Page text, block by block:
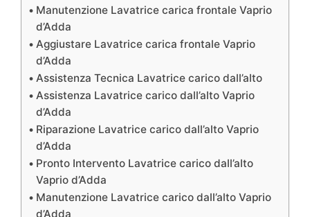
Manutenzione Lavatrice carica frontale Vaprio
d’Adda
Aggiustare Lavatrice carica frontale Vaprio
d’Adda
Assistenza Tecnica Lavatrice carico dall’alto
Assistenza Lavatrice carico dall’alto Vaprio
d’Adda
Riparazione Lavatrice carico dall’alto Vaprio
d’Adda
Pronto Intervento Lavatrice carico dall’alto
Vaprio d’Adda
Manutenzione Lavatrice carico dall’alto Vaprio
d’Adda